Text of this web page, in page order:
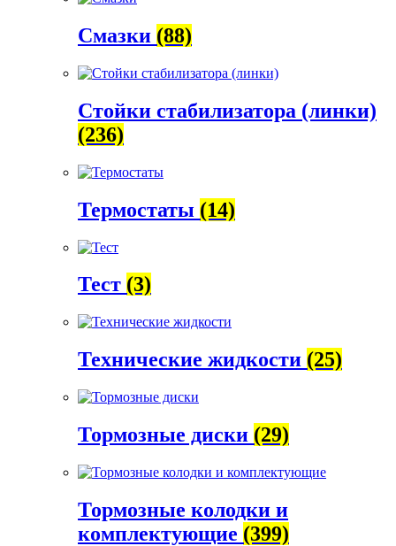
Смазки (88)
Стойки стабилизатора (линки)
(236)
Термостаты (14)
Тест (3)
Технические жидкости (25)
Тормозные диски (29)
Тормозные колодки и
комплектующие (399)